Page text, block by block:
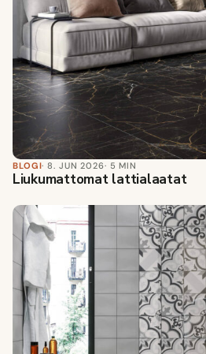
BLOGI· 8. JUN 2026· 5 MIN
Liukumattomat lattialaatat